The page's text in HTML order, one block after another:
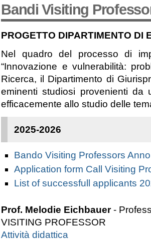
Bandi Visiting
PROGETTO DIPARTIMENTO DI
Nel quadro del processo di
“Innovazione e vulnerabilità:
Ricerca, il Dipartimento di
eminenti studiosi provenienti
efficacemente allo studio delle
2025-2026
Bando Visiting Professors
Application form Call Visiting
List of successfull applicants
Prof. Melodie Eichbauer-
VISITING PROFESSOR
Attività didattica